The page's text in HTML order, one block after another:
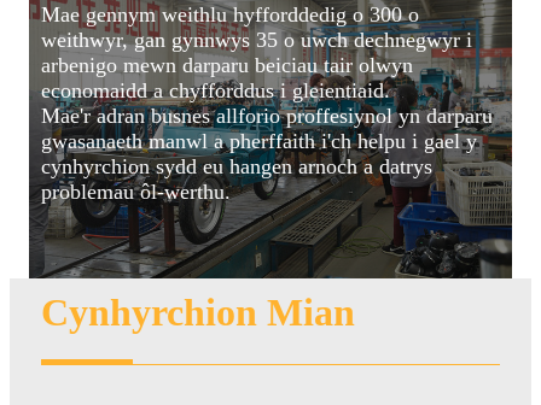
Mae gennym weithlu hyfforddedig o 300 o
weithwyr, gan gynnwys 35 o uwch dechnegwyr i
arbenigo mewn darparu beiciau tair olwyn
economaidd a chyfforddus i gleientiaid.
Mae'r adran busnes allforio proffesiynol yn darparu
gwasanaeth manwl a pherffaith i'ch helpu i gael y
cynhyrchion sydd eu hangen arnoch a datrys
problemau ôl-werthu.
Cynhyrchion Mian